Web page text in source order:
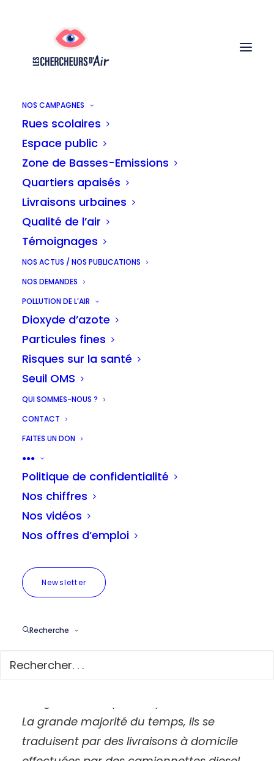
NOS CAMPAGNES
Rues scolaires
Espace public
Zone de Basses-Emissions
Quartiers apaisés
Livraisons urbaines
Qualité de l’air
Témoignages
NOS ACTUS / NOS PUBLICATIONS
NOS DEMANDES
POLLUTION DE L’AIR
Dioxyde d’azote
Particules fines
Risques sur la santé
Seuil OMS
QUI SOMMES-NOUS ?
CONTACT
FAITES UN DON
●●●
Politique de confidentialité
Nos chiffres
Nos vidéos
Nos offres d’emploi
Newsletter
Recherche
Les livraisons à
domicile émettent 3
millions de tonnes de
CO2 en Europe
Unenouvelle étude
Research Group, commandée par Clean
Mobility Collective, montre que les
livraisons “du dernier kilomètre” (1)
émettent environ 3 millions de tonnes de
CO2 en Europe chaque année. C’est
autant que tout le CO2 (transport,
chauffage, etc.) émis par 300 000 Belges
en une année.
Cette étude, qui a analysé les émissions
de 90 entreprises de livraison
révèle également que, si l’on prend en
compte le trajet complet d’un colis, du
émis sur le “dernier kilomètre”.
Pierre Dornier, Président de l’asbl Les
La grande majorité du temps, ils se
traduisent par des livraisons à domicile